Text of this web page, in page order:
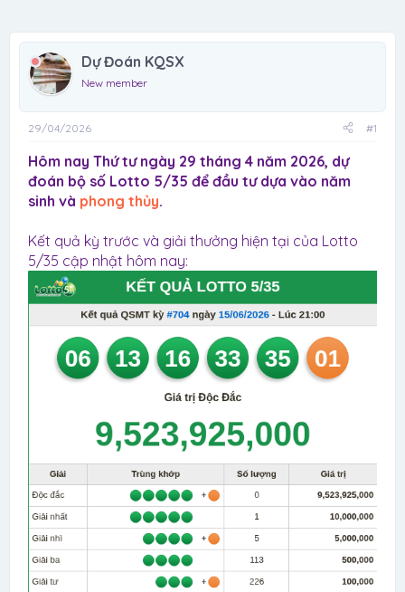
Dự Đoán KQSX
New member
29/04/2026 #1
Hôm nay Thứ tư ngày 29 tháng 4 năm 2026, dự
đoán bộ số Lotto 5/35 để đầu tư dựa vào năm
sinh và phong thủy.
Kết quả kỳ trước và giải thưởng hiện tại của Lotto
5/35 cập nhật hôm nay: